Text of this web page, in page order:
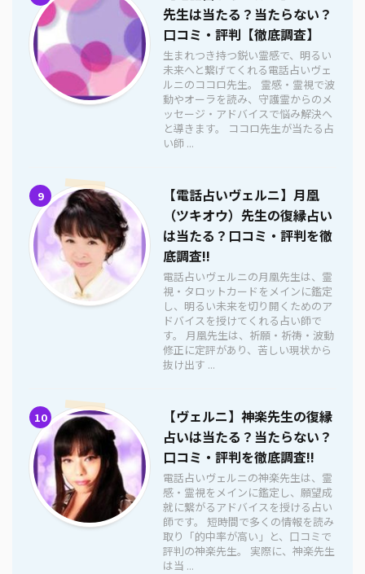
先生は当たる？当たらない？
口コミ・評判【徹底調査】
生まれつき持つ鋭い霊感で、明るい
未来へと繋げてくれる電話占いヴェ
ルニのココロ先生。 霊感・霊視で波
動やオーラを読み、守護霊からのメ
ッセージ・アドバイスで悩み解決へ
と導きます。 ココロ先生が当たる占
い師 ...
9
【電話占いヴェルニ】月凰
（ツキオウ）先生の復縁占い
は当たる？口コミ・評判を徹
底調査!!
電話占いヴェルニの月凰先生は、霊
視・タロットカードをメインに鑑定
し、明るい未来を切り開くためのア
ドバイスを授けてくれる占い師で
す。 月凰先生は、祈願・祈祷・波動
修正に定評があり、苦しい現状から
抜け出す ...
10
【ヴェルニ】神楽先生の復縁
占いは当たる？当たらない？
口コミ・評判を徹底調査!!
電話占いヴェルニの神楽先生は、霊
感・霊視をメインに鑑定し、願望成
就に繋がるアドバイスを授ける占い
師です。 短時間で多くの情報を読み
取り「的中率が高い」と、口コミで
評判の神楽先生。 実際に、神楽先生
は当 ...